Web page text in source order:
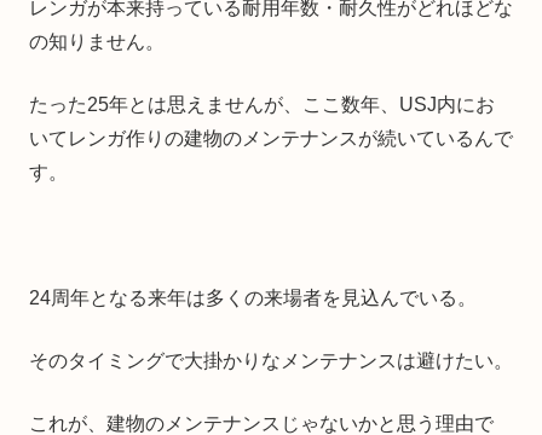
レンガが本来持っている耐用年数・耐久性がどれほどな
の知りません。
たった25年とは思えませんが、ここ数年、USJ内にお
いてレンガ作りの建物のメンテナンスが続いているんで
す。
24周年となる来年は多くの来場者を見込んでいる。
そのタイミングで大掛かりなメンテナンスは避けたい。
これが、建物のメンテナンスじゃないかと思う理由で